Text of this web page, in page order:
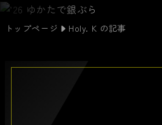
トップページ Holy. K の記事